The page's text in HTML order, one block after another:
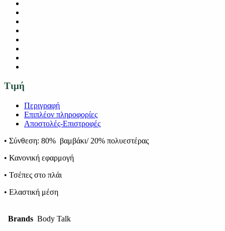
Τιμή
Περιγραφή
Επιπλέον πληροφορίες
Αποστολές-Επιστροφές
• Σύνθεση: 80% βαμβάκι/ 20% πολυεστέρας
• Κανονική εφαρμογή
• Τσέπες στο πλάι
• Ελαστική μέση
Brands Body Talk